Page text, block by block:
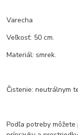
Varecha
Veľkosť: 50 cm.
Materiál: smrek.
Čistenie: neutrálnym
Podľa potreby